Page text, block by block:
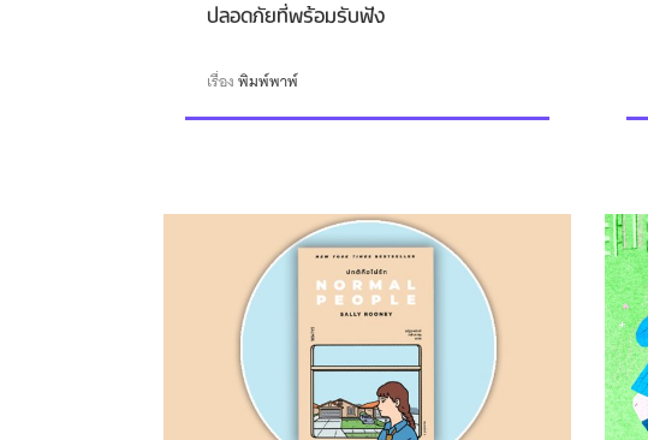
ปลอดภัยที่พร้อมรับฟัง
เรื่องพิมพ์พาพ์